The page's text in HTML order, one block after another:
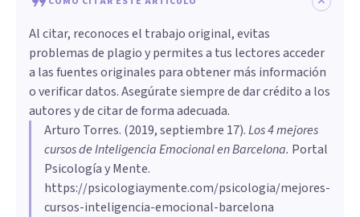
Al citar, reconoces el trabajo original, evitas
problemas de plagio y permites a tus lectores acceder
a las fuentes originales para obtener más información
o verificar datos. Asegúrate siempre de dar crédito a los
autores y de citar de forma adecuada.
Arturo Torres. (2019, septiembre 17).Los 4 mejores
cursos de Inteligencia Emocional en Barcelona. Portal
Psicología y Mente.
https://psicologiaymente.com/psicologia/mejores-
cursos-inteligencia-emocional-barcelona